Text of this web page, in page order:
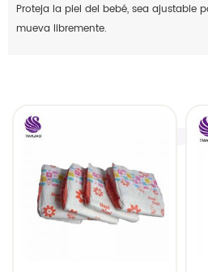
Proteja la piel del bebé, sea ajustable
mueva libremente.